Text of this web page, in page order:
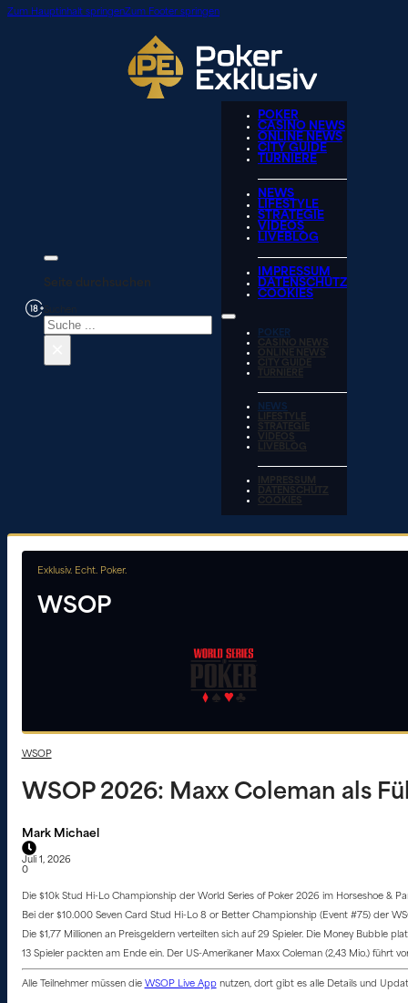
Zum Hauptinhalt springenZum Footer springen
Seite durchsuchen
POKER
CASINO NEWS
ONLINE NEWS
CITY GUIDE
TURNIERE
NEWS
LIFESTYLE
STRATEGIE
VIDEOS
LIVEBLOG
IMPRESSUM
DATENSCHUTZ
COOKIES
POKER
CASINO NEWS
ONLINE NEWS
CITY GUIDE
TURNIERE
NEWS
LIFESTYLE
STRATEGIE
VIDEOS
LIVEBLOG
IMPRESSUM
DATENSCHUTZ
COOKIES
Exklusiv. Echt. Poker.
WSOP
WSOP
WSOP 2026: Maxx Coleman als
Mark Michael
Juli 1, 2026
0
Die $10k Stud Hi-Lo Championship der World Series of Poker 2026 im Horseshoe &
Bei der $10.000 Seven Card Stud Hi-Lo 8 or Better Championship (Event #75) der
Die $1,77 Millionen an Preisgeldern verteilten sich auf 29 Spieler. Die Money Bubble
13 Spieler packten am Ende ein. Der US-Amerikaner Maxx Coleman (2,43 Mio.) führt
Alle Teilnehmer müssen die WSOP Live Appnutzen, dort gibt es alle Details und